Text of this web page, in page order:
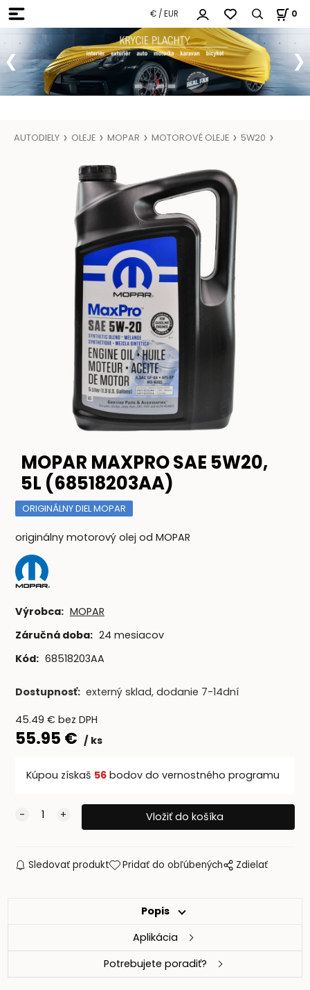
€ / EUR 0
AUTODIELY OLEJE MOPAR MOTOROVÉ OLEJE 5W20
MOPAR MAXPRO SAE 5W20,
5L (68518203AA)
ORIGINÁLNY DIEL MOPAR
originálny motorový olej od MOPAR
Výrobca: MOPAR
Záručná doba: 24 mesiacov
Kód: 68518203AA
Dostupnosť: externý sklad, dodanie 7-14dní
45.49 € bez DPH
55.95 € ks
Kúpou získaš 56bodov do vernostného programu
Sledovať produkt Pridať do obľúbených Zdielať
Popis
Aplikácia
Potrebujete poradiť?